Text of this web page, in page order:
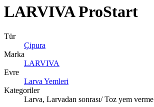
LARVIVA ProStart
Tür
Çipura
Marka
LARVIVA
Evre
Larva Yemleri
Kategoriler
Larva, Larvadan sonrası/ Toz yem verme